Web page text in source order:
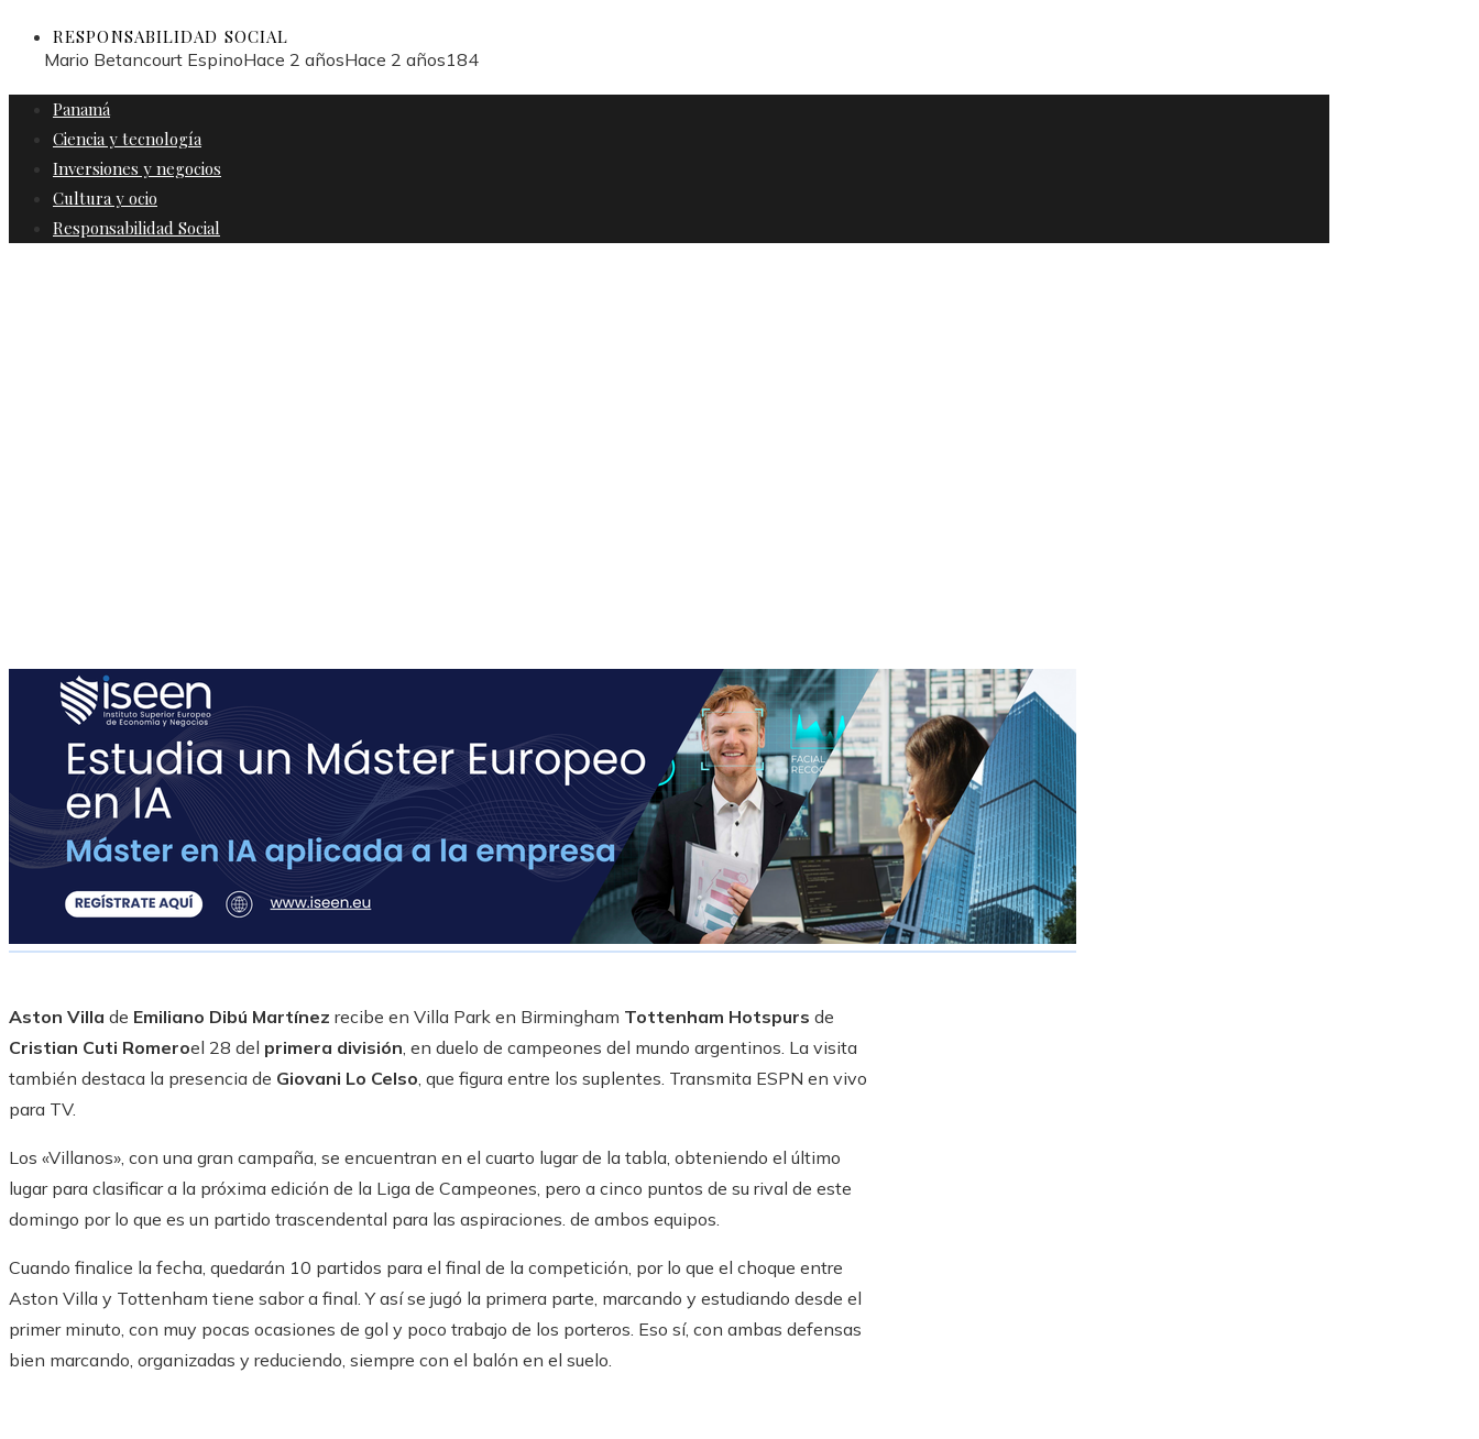
RESPONSABILIDAD SOCIAL
Panamá
Ciencia y tecnología
Inversiones y negocios
Cultura y ocio
Responsabilidad Social
Mario Betancourt EspinoHace 2 añosHace 2 años184
Aston Villa de Emiliano Dibú Martínez recibe en Villa Park en Birmingham Tottenham Hotspurs de
Cristian Cuti Romeroel 28 del primera división, en duelo de campeones del mundo argentinos. La visita
también destaca la presencia de Giovani Lo Celso, que figura entre los suplentes. Transmita ESPN en vivo
para TV.
Los «Villanos», con una gran campaña, se encuentran en el cuarto lugar de la tabla, obteniendo el último
lugar para clasificar a la próxima edición de la Liga de Campeones, pero a cinco puntos de su rival de este
domingo por lo que es un partido trascendental para las aspiraciones. de ambos equipos.
Cuando finalice la fecha, quedarán 10 partidos para el final de la competición, por lo que el choque entre
Aston Villa y Tottenham tiene sabor a final. Y así se jugó la primera parte, marcando y estudiando desde el
primer minuto, con muy pocas ocasiones de gol y poco trabajo de los porteros. Eso sí, con ambas defensas
bien marcando, organizadas y reduciendo, siempre con el balón en el suelo.